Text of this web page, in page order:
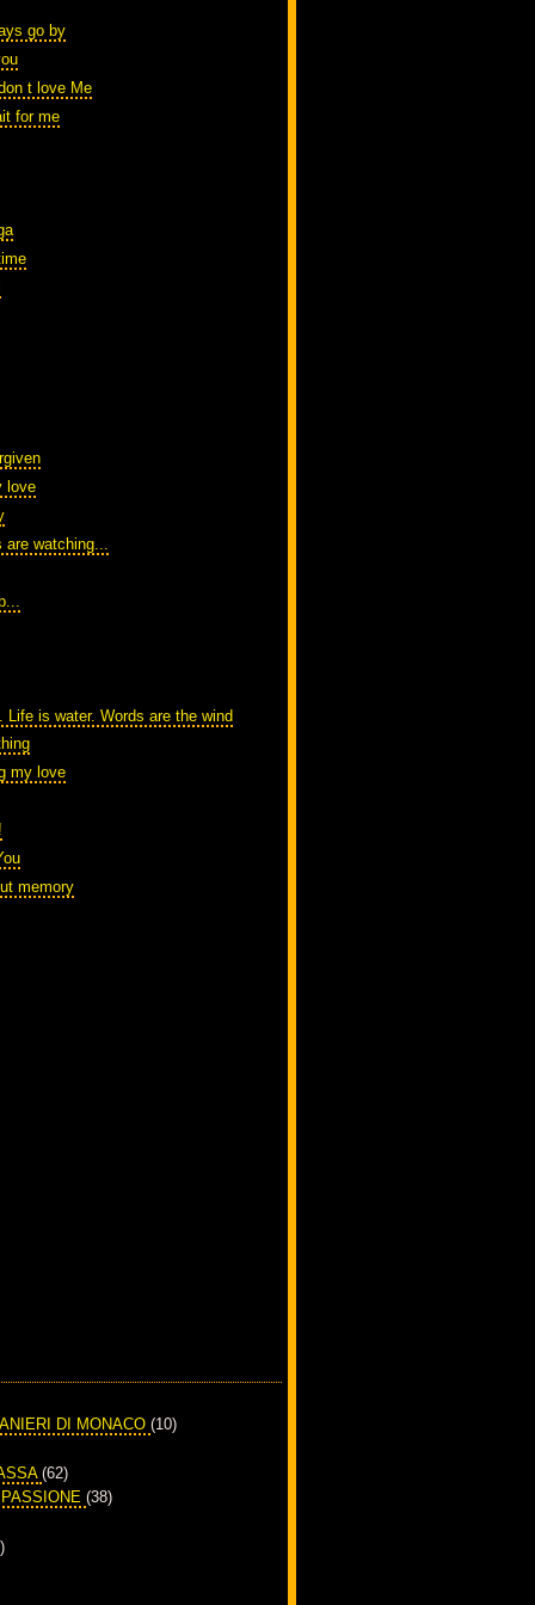
go by
t love Me
for me
love
are watching...
Life is water. Words are the wind
my love
memory
DI MONACO (10)
(62)
(38)